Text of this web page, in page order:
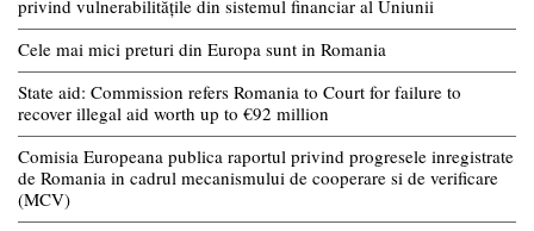
privind vulnerabilitățile din sistemul financiar al Uniunii
Cele mai mici preturi din Europa sunt in Romania
State aid: Commission refers Romania to Court for failure to
recover illegal aid worth up to €92 million
Comisia Europeana publica raportul privind progresele inregistrate
de Romania in cadrul mecanismului de cooperare si de verificare
(MCV)